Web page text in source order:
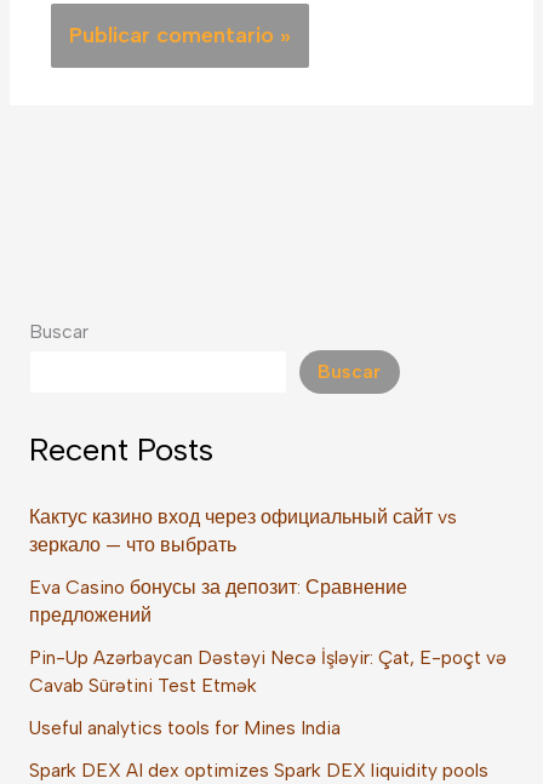
Buscar
Buscar
Recent Posts
Кактус казино вход через официальный сайт vs
зеркало — что выбрать
Eva Casino бонусы за депозит: Сравнение
предложений
Pin-Up Azərbaycan Dəstəyi Necə İşləyir: Çat, E-poçt və
Cavab Sürətini Test Etmək
Useful analytics tools for Mines India
Spark DEX AI dex optimizes Spark DEX liquidity pools